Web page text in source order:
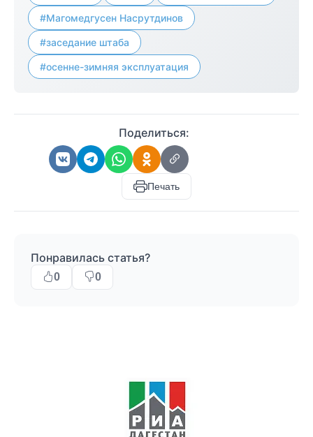
#Магомедгусен Насрутдинов
#заседание штаба
#осенне-зимняя эксплуатация
Поделиться:
Печать
Понравилась статья?
0 0